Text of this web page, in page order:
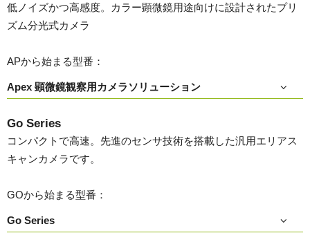
低ノイズかつ高感度。カラー顕微鏡用途向けに設計されたプリ
ズム分光式カメラ
APから始まる型番：
Apex 顕微鏡観察用カメラソリューション
Go Series
コンパクトで高速。先進のセンサ技術を搭載した汎用エリアス
キャンカメラです。
GOから始まる型番：
Go Series